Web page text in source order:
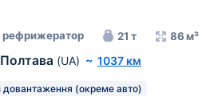
рефрижератор 21 т 86 м³
Полтава (UA) ~ 1037 км
довантаження (окреме авто)